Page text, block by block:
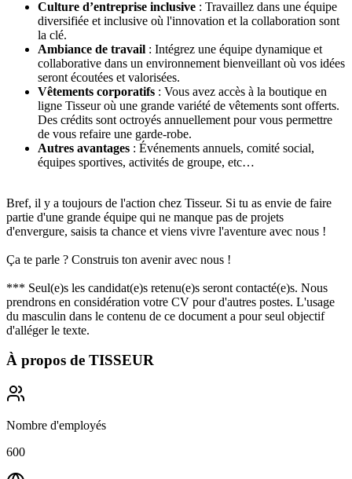
Culture d’entreprise inclusive : Travaillez dans une équipe
diversifiée et inclusive où l'innovation et la collaboration sont
la clé.
Ambiance de travail : Intégrez une équipe dynamique et
collaborative dans un environnement bienveillant où vos idées
seront écoutées et valorisées.
Vêtements corporatifs : Vous avez accès à la boutique en
ligne Tisseur où une grande variété de vêtements sont offerts.
Des crédits sont octroyés annuellement pour vous permettre
de vous refaire une garde-robe.
Autres avantages : Événements annuels, comité social,
équipes sportives, activités de groupe, etc…
Bref, il y a toujours de l'action chez Tisseur. Si tu as envie de faire
partie d'une grande équipe qui ne manque pas de projets
d'envergure, saisis ta chance et viens vivre l'aventure avec nous !
Ça te parle ? Construis ton avenir avec nous !
*** Seul(e)s les candidat(e)s retenu(e)s seront contacté(e)s. Nous
prendrons en considération votre CV pour d'autres postes. L'usage
du masculin dans le contenu de ce document a pour seul objectif
d'alléger le texte.
À propos de TISSEUR
Nombre d'employés
600